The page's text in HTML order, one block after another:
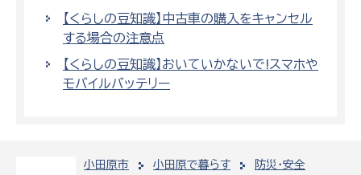
小田原市 小田原で暮らす
防災・安全
【くらしの豆知識】中古車の購入をキャンセル
する場合の注意点
【くらしの豆知識】おいていかないで!スマホや
モバイルバッテリー